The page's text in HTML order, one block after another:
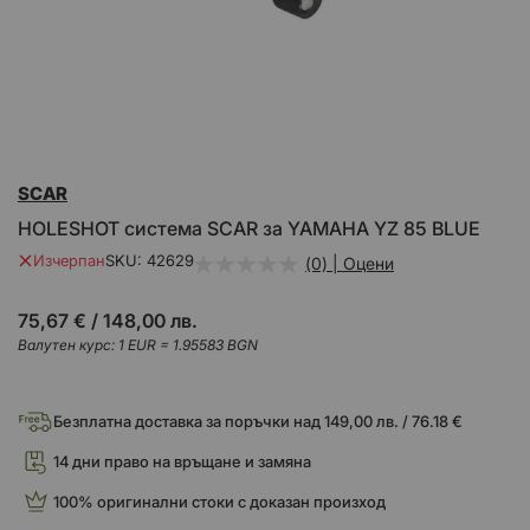
към
на
галерия
HOLESHOT система SCAR за YAMAHA YZ 85 BLUE
SCAR
ИзчерпанSKU 42629 (0) | Оцени
75,67 € / 148,00 лв.
Валутен курс: 1 EUR = 1.95583 BGN
Безплатна доставка за поръчки над 149,00 лв. / 76.18 €
14 дни право на връщане и замяна
100% оригинални стоки с доказан произход